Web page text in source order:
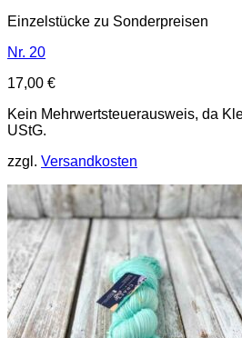
Einzelstücke zu Sonderpreisen
Nr. 20
17,00 €
Kein Mehrwertsteuerausweis, da
UStG.
zzgl. Versandkosten